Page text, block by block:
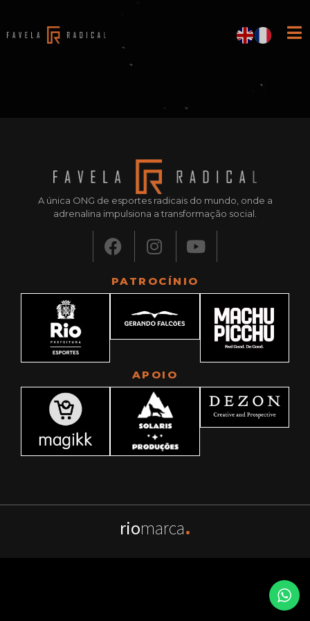
A única ONG de esportes radicais do mundo, onde a
adrenalina impulsiona a transformação social.
PATROCÍNIO
APOIO
riomarca.